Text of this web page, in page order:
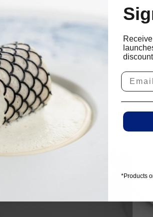
*Products